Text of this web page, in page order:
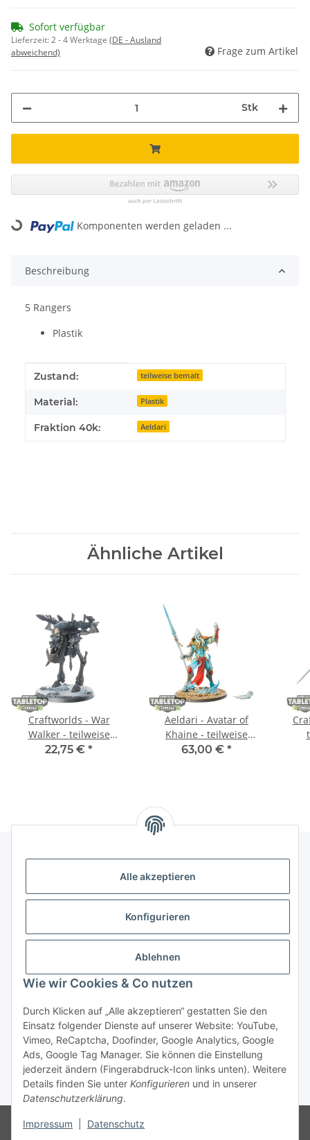
Alle akzeptieren
Konfigurieren
Ablehnen
Wie wir Cookies & Co nutzen
Durch Klicken auf „Alle akzeptieren“ gestatten Sie den
Einsatz folgender Dienste auf unserer Website: YouTube,
Vimeo, ReCaptcha, Doofinder, Google Analytics, Google
Ads, Google Tag Manager. Sie können die Einstellung
jederzeit ändern (Fingerabdruck-Icon links unten). Weitere
Details finden Sie unter Konfigurieren und in unserer
Datenschutzerklärung.
Impressum Datenschutz
Sofort verfügbar
Lieferzeit:2 - 4 Werktage (DE - Ausland
abweichend)
Frage zum Artikel
Stk
Loading... Komponenten werden geladen ...
Beschreibung
5 Rangers
Plastik
Produkteigenschaft
Wert
Zustand: teilweise bemalt
Material: Plastik
Fraktion 40k: Aeldari
Ähnliche Artikel
Craftworlds - War
Walker - teilweise
bemalt
22,75 € *
Aeldari - Avatar of
Khaine - teilweise
bemalt
63,00 € *
Gesetzliche Informationen
Bestellung wiederrufen
* Alle Preise inkl. gesetzlicher USt., zzgl.Versand
Besucherzähler: 74937349